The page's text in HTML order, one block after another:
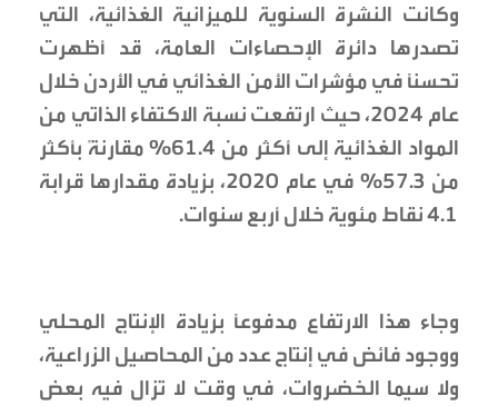
وكانت النشرة السنوية للميزانية الغذائية، التي
تصدرها دائرة الإحصاءات العامة، قد أظهرت
تحسنًا في مؤشرات الأمن الغذائي في الأردن خلال
عام 2024، حيث ارتفعت نسبة الاكتفاء الذاتي من
المواد الغذائية إلى أكثر من 61.4% مقارنةً بأكثر
من 57.3% في عام 2020، بزيادة مقدارها قرابة
4.1 نقاط مئوية خلال أربع سنوات.
وجاء هذا الارتفاع مدفوعًا بزيادة الإنتاج المحلي
ووجود فائض في إنتاج عدد من المحاصيل الزراعية،
ولا سيما الخضروات، في وقت لا تزال فيه بعض